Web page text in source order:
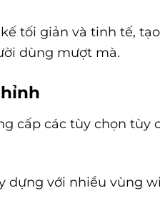
tối giản và tinh tế,
dùng mượt mà.
cấp các tùy chọn
dựng với nhiều vùng